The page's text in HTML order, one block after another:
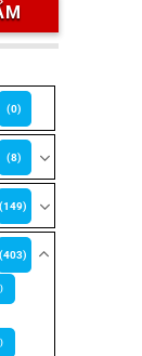
(0)
(8)
(149)
(403)